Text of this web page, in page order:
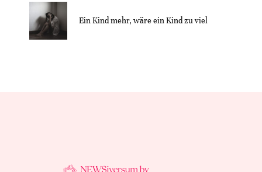
Ein Kind mehr, wäre ein Kind zu viel